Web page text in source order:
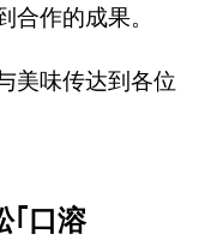
合作的成果。
美味传达到各位
｢口溶